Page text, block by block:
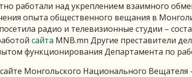
работали над укреплением взаимного
опыта общественного вещания в
радио и телевизионные студии –
сайта MNB.mn Другие преставители
функционирования Департамента по
Монгольского Национального